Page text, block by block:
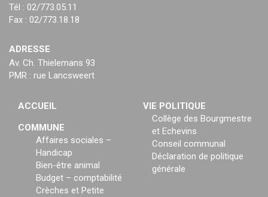
Tél : 02/773.05.11
Fax : 02/773.18.18
ADRESSE
Av. Ch. Thielemans 93
PMR : rue Lancsweert
ACCUEIL
COMMUNE
Affaires sociales –
Handicap
Bien-être animal
Budget – comptabilité
Crèches et Petite
VIE POLITIQUE
Collège des Bourgmestre
et Echevins
Conseil communal
Déclaration de politique
générale